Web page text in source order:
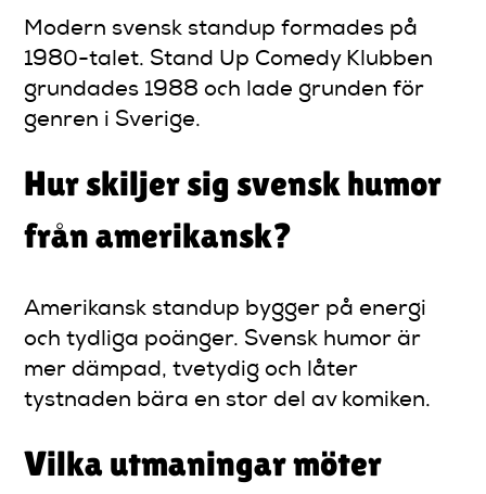
Modern svensk standup formades på
1980-talet. Stand Up Comedy Klubben
grundades 1988 och lade grunden för
genren i Sverige.
Hur skiljer sig svensk humor
från amerikansk?
Amerikansk standup bygger på energi
och tydliga poänger. Svensk humor är
mer dämpad, tvetydig och låter
tystnaden bära en stor del av komiken.
Vilka utmaningar möter